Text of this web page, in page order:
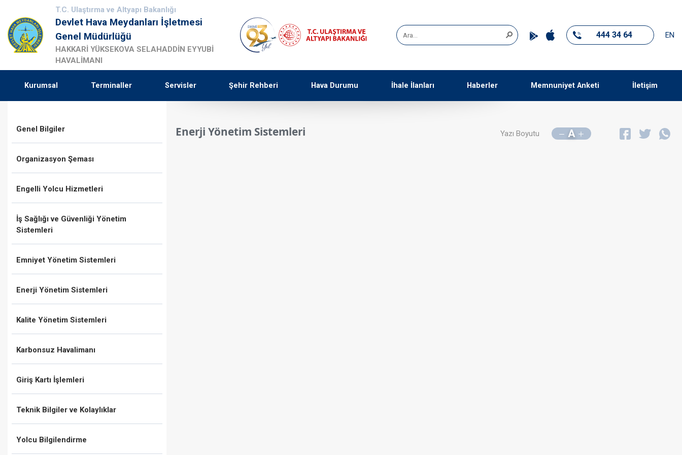
T.C. Ulaştırma ve Altyapı Bakanlığı
Devlet Hava Meydanları İşletmesi
Genel Müdürlüğü
HAKKARİ YÜKSEKOVA SELAHADDİN EYYUBİ
HAVALİMANI
444 34 64 EN
Kurumsal Terminaller Servisler Şehir Rehberi Hava Durumu İhale İlanları Haberler Memnuniyet Anketi İletişim
Genel Bilgiler
Organizasyon Şeması
Engelli Yolcu Hizmetleri
İş Sağlığı ve Güvenliği Yönetim
Sistemleri
Emniyet Yönetim Sistemleri
Enerji Yönetim Sistemleri
Kalite Yönetim Sistemleri
Karbonsuz Havalimanı
Giriş Kartı İşlemleri
Teknik Bilgiler ve Kolaylıklar
Yolcu Bilgilendirme
Enerji Yönetim Sistemleri Yazı Boyutu A